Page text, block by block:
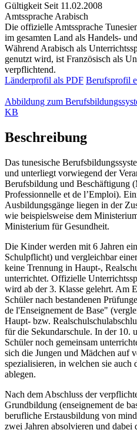
Gültigkeit Seit 11.02.2008
Amtssprache Arabisch
Die offizielle Amtssprache
im gesamten Land als Handels-
Während Arabisch als
genutzt wird, ist Französisch als
verpflichtend.
Länderprofil als PDF Berufsprofil
Abbildung zum
KB
Beschreibung
Das tunesische
und unterliegt vorwiegend der
Berufsbildung und Beschäftigung
Professionnelle et de l’Emploi).
Ausbildungsgänge liegen in der
wie beispielsweise dem
Ministerium für Gesundheit.
Die Kinder werden mit 6 Jahren
Schulpflicht) und vergleichbar
keine Trennung in Haupt-,
unterrichtet. Offizielle
wird ab der 3. Klasse gelehrt. Am
Schüler nach bestandenen
de l'Enseignement de Base"
Haupt- bzw.
für die Sekundarschule. In der 10.
Schüler noch gemeinsam
sich die Jungen und Mädchen auf
spezialisieren, in welchen sie
ablegen.
Nach dem Abschluss der
Grundbildung (enseignement de
berufliche Erstausbildung von
zwei Jahren absolvieren und dabei